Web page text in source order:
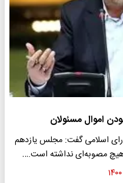
اموال مسئولان
اسلامی گفت: مجلس یازدهم
هیچ مصوبه‌ای نداشته است.…